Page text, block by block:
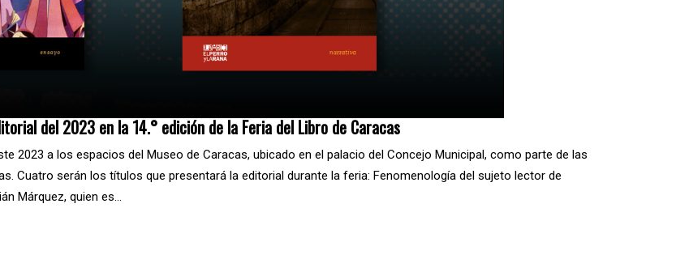
del 2023 en la 14.° edición de la Feria del Libro de Caracas
2023 a los espacios del Museo de Caracas, ubicado en el palacio del Concejo Municipal, como parte de las
Cuatro serán los títulos que presentará la editorial durante la feria: Fenomenología del sujeto lector de
Márquez, quien es…